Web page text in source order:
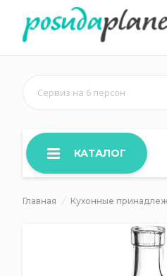
Сервиз на 6 персон
КАТАЛОГ
Главная Кухонные